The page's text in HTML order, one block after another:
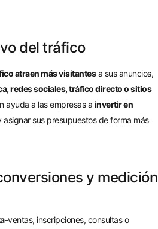
del tráfico
atraen más visitantesa sus anuncios,
redes sociales, tráfico directo o sitios
ayuda a las empresas a invertir en
asignar sus presupuestos de forma más
y medición
-ventas, inscripciones, consultas o